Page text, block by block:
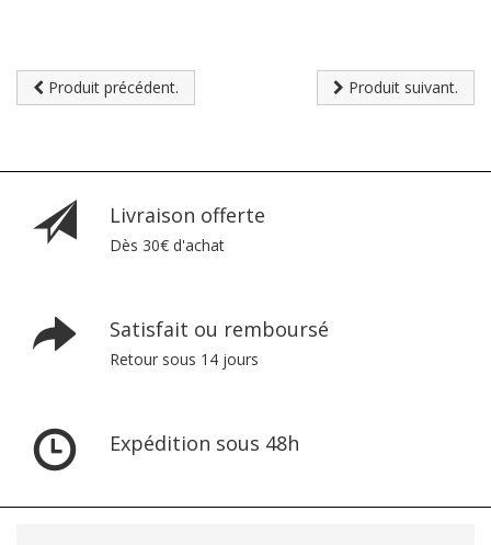
Produit précédent. Produit suivant.
Livraison offerte
Dès 30€ d'achat
Satisfait ou remboursé
Retour sous 14 jours
Expédition sous 48h